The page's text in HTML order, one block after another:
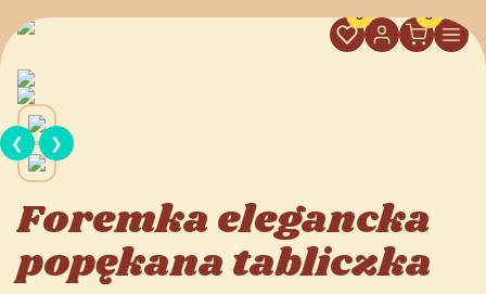
0 0
❮ ❯
Foremka elegancka
popękana tabliczka